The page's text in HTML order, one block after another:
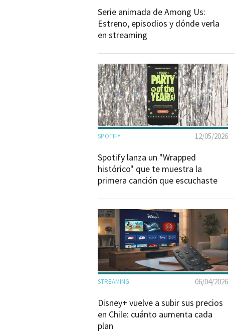
Serie animada de Among Us:
Estreno, episodios y dónde verla
en streaming
12/05/2026
SPOTIFY
Spotify lanza un "Wrapped
histórico" que te muestra la
primera canción que escuchaste
06/04/2026
STREAMING
Disney+ vuelve a subir sus precios
en Chile: cuánto aumenta cada
plan